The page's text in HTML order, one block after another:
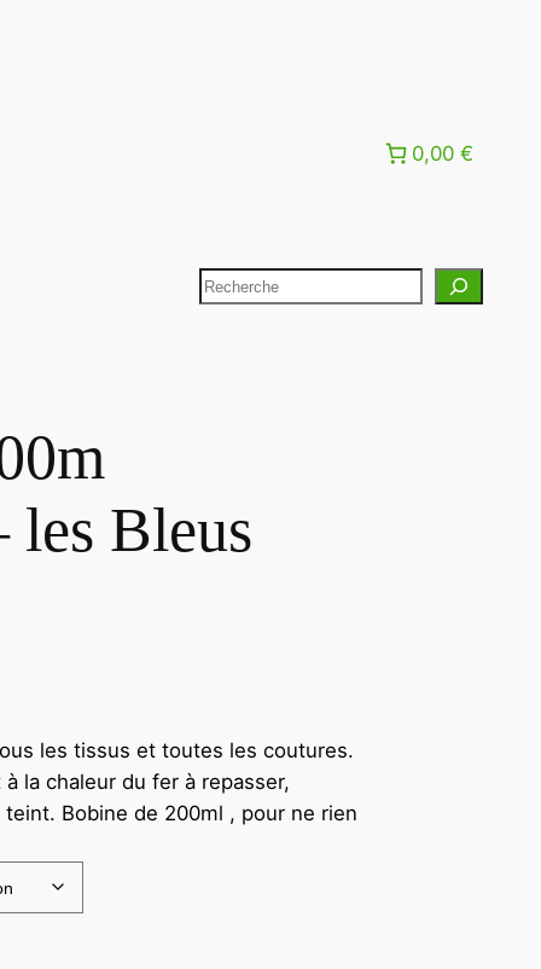
0,00 €
Bleus
les tissus et toutes les coutures.
la chaleur du fer à repasser,
Bobine de 200ml , pour ne rien